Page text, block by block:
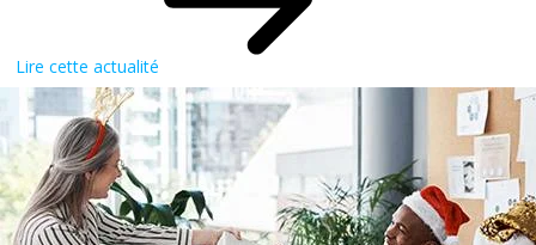
Lire cette actualité